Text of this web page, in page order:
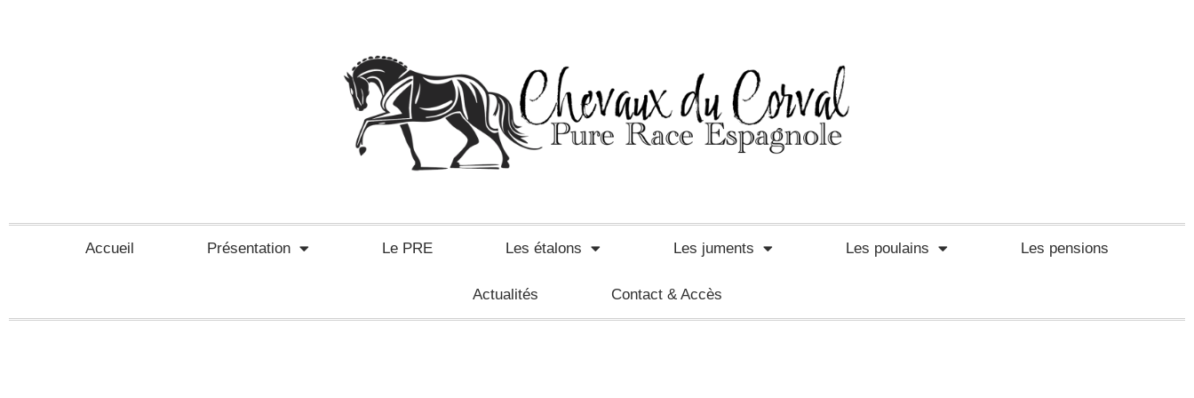
Accueil Présentation Le PRE Les étalons Les juments Les poulains Les pensions
Actualités Contact & Accès